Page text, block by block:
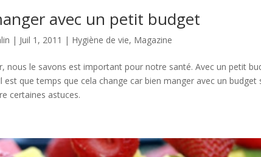
avec un petit budget
| Juil 1, 2011 | Hygiène de vie, Magazine
nous le savons est important pour notre santé. Avec un petit
est que temps que cela change car bien manger avec un
certaines astuces.